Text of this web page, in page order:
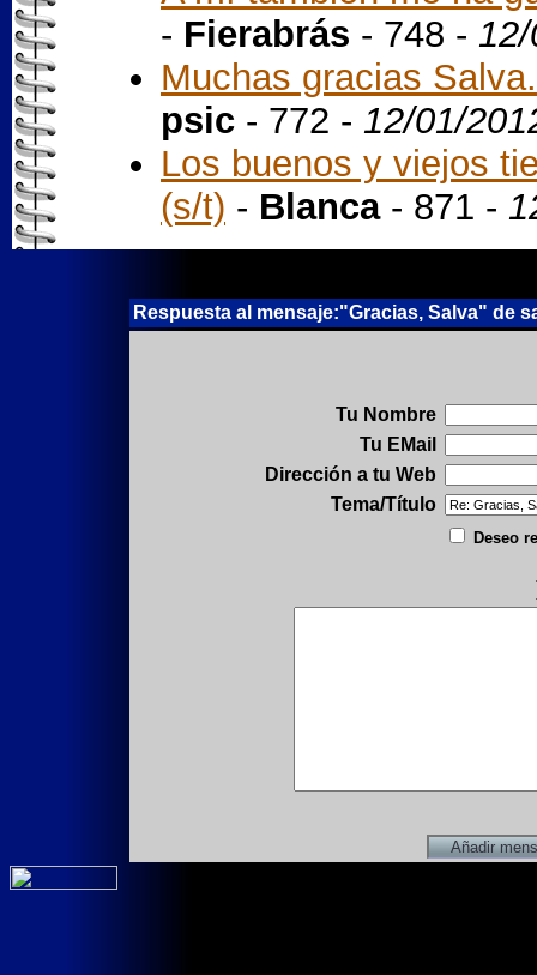
- Fierabrás - 748 -
Muchas gracias
psic - 772 - 12/01/
Los buenos y viejos
(s/t) - Blanca- 871 -
Respuesta al mensaje:"Gracias, Salva" de
Tu Nombre
Tu EMail
Dirección a tu Web
Tema/Título
Deseo